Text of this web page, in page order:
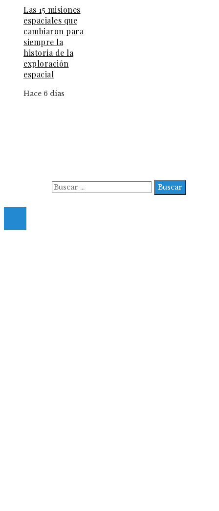
Las 15 misiones
espaciales que
cambiaron para
siempre la
historia de la
exploración
espacial
Hace 6 días